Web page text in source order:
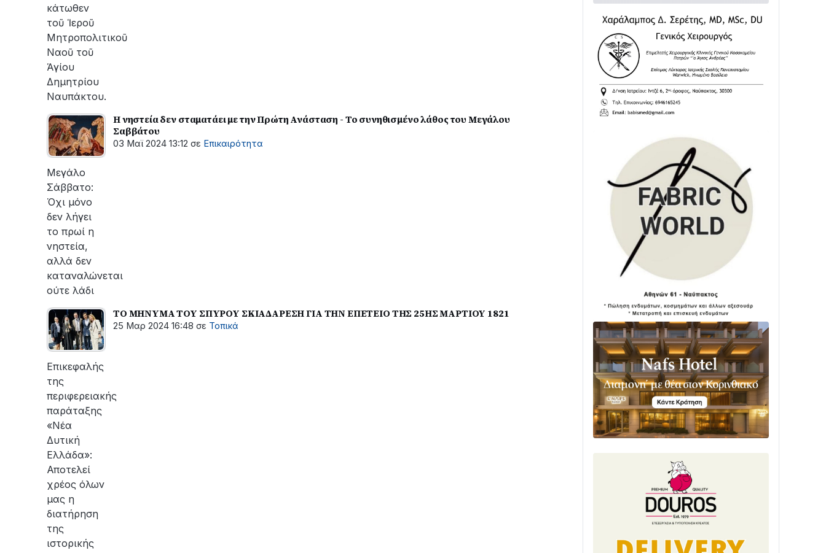
κάτωθεν
τοῦ Ἱεροῦ
Μητροπολιτικοῦ
Ναοῦ τοῦ
Ἁγίου
Δημητρίου
Ναυπάκτου.
Η νηστεία δεν σταματάει με την Πρώτη Ανάσταση - Το συνηθισμένο λάθος του Μεγάλου
Σαββάτου
03 Μαϊ 2024 13:12 σε Επικαιρότητα
Μεγάλο
Σάββατο:
Όχι μόνο
δεν λήγει
το πρωί η
νηστεία,
αλλά δεν
καταναλώνεται
ούτε λάδι
ΤΟ ΜΗΝΥΜΑ ΤΟΥ ΣΠΥΡΟΥ ΣΚΙΑΔΑΡΕΣΗ ΓΙΑ ΤΗΝ ΕΠΕΤΕΙΟ ΤΗΣ 25ΗΣ ΜΑΡΤΙΟΥ 1821
25 Μαρ 2024 16:48 σε Τοπικά
Επικεφαλής
της
περιφερειακής
παράταξης
«Νέα
Δυτική
Ελλάδα»:
Αποτελεί
χρέος όλων
μας η
διατήρηση
της
ιστορικής
02/08 • 18:26
Διαβάστε την «Ναυπακτία» που
κυκλοφορεί
31/07 • 08:16
Δωρίδα για Όλους: «Καμία εκχώρηση
των νερών στην ΕΥΔΑΠ»
28/07 • 21:46
ΕΚΤΑΚΤΟ – ΝΑΥΠΑΚΤΙΑ: ΣΥΝΑΓΕΡΜΟΣ
ΣΤΗΝ ΠΥΡΟΣΒΕΣΤΙΚΗ ΓΙΑ ΦΩΤΙΑ ΣΤΟΝ
ΑΓΙΟ ΗΛΙΑ ΠΡΙΝ ΤΗ ΓΡΑΝΙΤΣΑ